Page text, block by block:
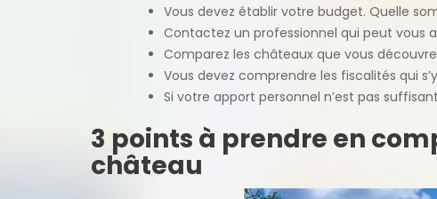
Vous devez établir votre budget. Quelle
Contactez un professionnel qui peut vous
Comparez les châteaux que vous
Vous devez comprendre les fiscalités qui
Si votre apport personnel n’est pas
3 points à prendre en
château